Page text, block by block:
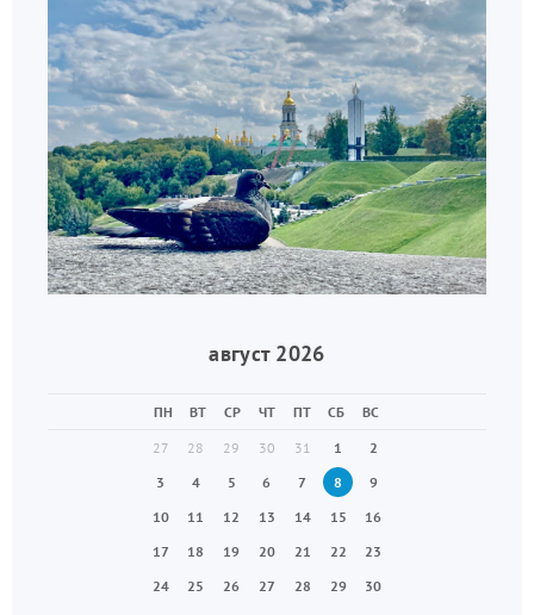
август 2026
ПН ВТ СР ЧТ ПТ СБ
ВС
27
28 29 30 31 1
2
3
4 5 6 7 8
9
10
11 12 13 14 15
16
17
18 19 20 21 22
23
24
25 26 27 28 29
30